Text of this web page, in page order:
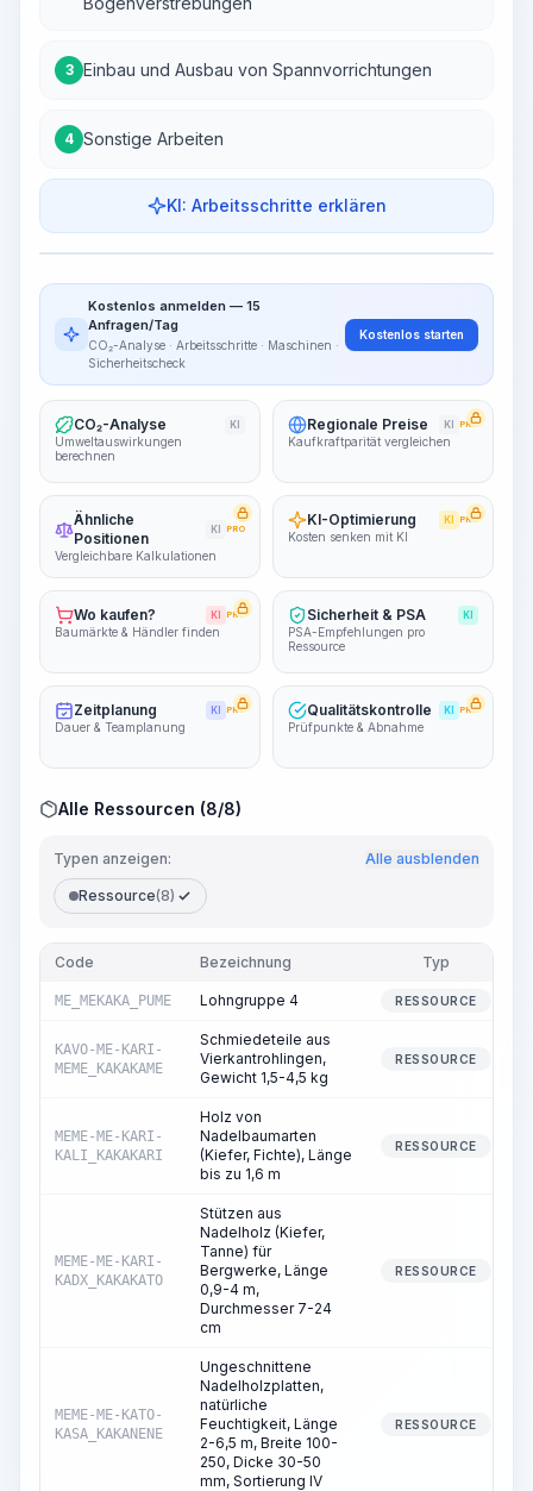
3 Einbau und Ausbau von Spannvorrichtungen
4 Sonstige Arbeiten
KI: Arbeitsschritte erklären
Arbeitsschritte
~15-30 Sek.
Kostenlos anmelden — 15
Anfragen/Tag
CO₂-Analyse · Arbeitsschritte · Maschinen ·
Sicherheitscheck
Kostenlos starten
CO₂-Analyse KI
Umweltauswirkungen
berechnen
Regionale Preise KI PRO
Kaufkraftparität vergleichen
Ähnliche
Positionen
KI PRO
Vergleichbare Kalkulationen
KI-Optimierung KI PRO
Kosten senken mit KI
Wo kaufen? KI PRO
Baumärkte & Händler finden
Sicherheit & PSA KI
PSA-Empfehlungen pro
Ressource
Zeitplanung KI PRO
Dauer & Teamplanung
Qualitätskontrolle KI PRO
Prüfpunkte & Abnahme
Alle Ressourcen (8/8)
Typen anzeigen: Alle ausblenden
Ressource(8)
Code Bezeichnung Typ
ME_MEKAKA_PUME Lohngruppe 4 RESSOURCE
KAVO-ME-KARI-
MEME_KAKAKAME
Schmiedeteile aus
Vierkantrohlingen,
Gewicht 1,5-4,5 kg
RESSOURCE
MEME-ME-KARI-
KALI_KAKAKARI
Holz von
Nadelbaumarten
(Kiefer, Fichte), Länge
bis zu 1,6 m
RESSOURCE
MEME-ME-KARI-
KADX_KAKAKATO
Stützen aus
Nadelholz (Kiefer,
Tanne) für
Bergwerke, Länge
0,9-4 m,
Durchmesser 7-24
cm
RESSOURCE
MEME-ME-KATO-
KASA_KAKANENE
Ungeschnittene
Nadelholzplatten,
natürliche
Feuchtigkeit, Länge
2-6,5 m, Breite 100-
250, Dicke 30-50
mm, Sortierung IV
RESSOURCE